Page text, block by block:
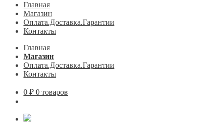
Главная
Магазин
Оплата.Доставка.Гарантии
Контакты
Главная
Магазин
Оплата.Доставка.Гарантии
Контакты
0 ₽ 0 товаров